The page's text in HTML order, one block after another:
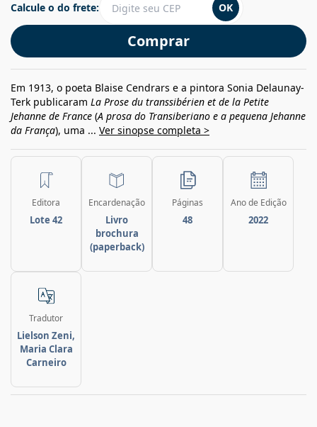
Comprar
Calcule o do frete: OK
Em 1913, o poeta Blaise Cendrars e a pintora Sonia Delaunay-
Terk publicaram La Prose du transsibérien et de la Petite
Jehanne de France (A prosa do Transiberiano e a pequena Jehanne
da França), uma ... Ver sinopse completa >
Editora
Lote 42
Encardenação
Livro
brochura
(paperback)
Páginas
48
Ano de Edição
2022
Tradutor
Lielson Zeni,
Maria Clara
Carneiro